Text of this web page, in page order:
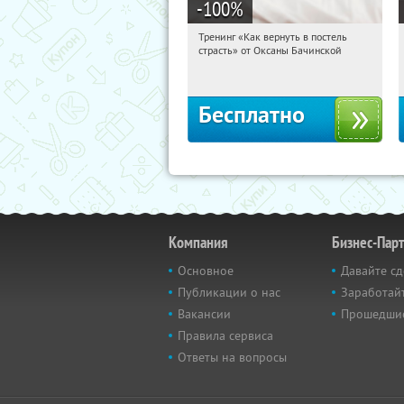
-100%
18:32:16 Получили:
Тренинг «Как вернуть в постель
страсть» от Оксаны Бачинской
Бесплатно
Компания
Основное
Публикации о нас
Вакансии
Правила сервиса
Ответы на вопросы
Бизнес-
Давайте